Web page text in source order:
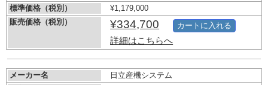
標準価格（税別）
¥1,179,000
販売価格（税別）
¥334,700
詳細はこちらへ
カートに入れる
メーカー名
日立産機システム